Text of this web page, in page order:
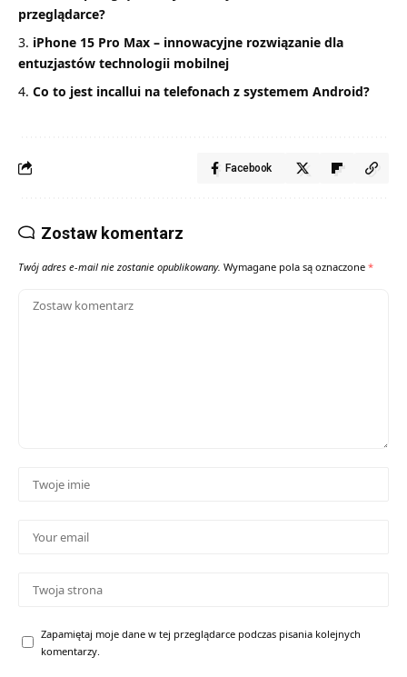
przeglądarce?
iPhone 15 Pro Max – innowacyjne rozwiązanie dla
entuzjastów technologii mobilnej
Co to jest incallui na telefonach z systemem Android?
Facebook
Zostaw komentarz
Twój adres e-mail nie zostanie opublikowany. Wymagane pola są oznaczone *
Zapamiętaj moje dane w tej przeglądarce podczas pisania kolejnych
komentarzy.